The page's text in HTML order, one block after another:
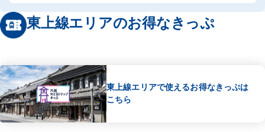
東上線エリアのお得なきっぷ
東上線エリアで使えるお得なきっぷは
こちら